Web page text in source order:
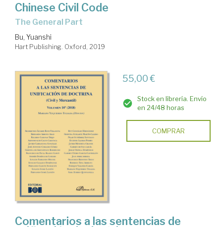
Chinese Civil Code
The General Part
Bu, Yuanshi
Hart Publishing. Oxford, 2019
55,00 €
Stock en librería. Envío
en 24/48 horas
COMPRAR
Comentarios a las sentencias de